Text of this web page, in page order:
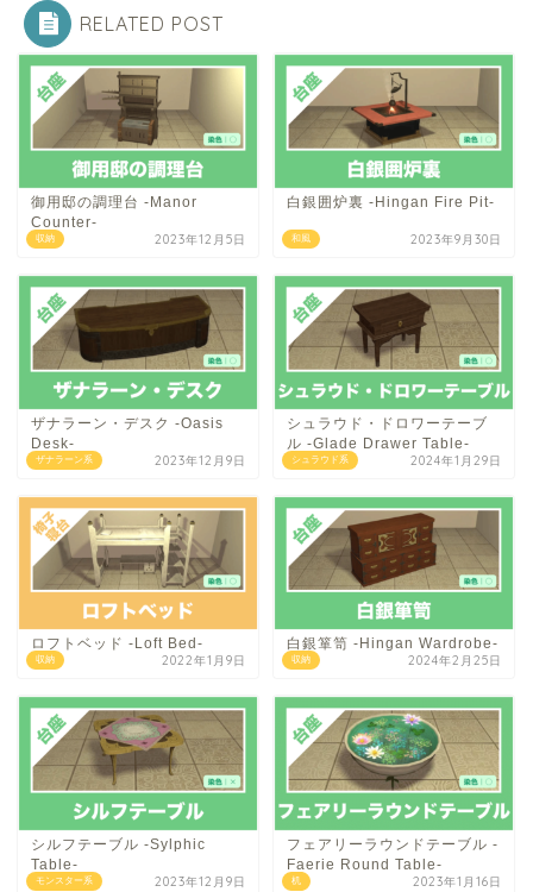
RELATED POST
収納
御用邸の調理台 -Manor
Counter-
2023年12月5日 和風
白銀囲炉裏 -Hingan Fire Pit-
2023年9月30日
ザナラーン系
ザナラーン・デスク -Oasis
Desk-
2023年12月9日 シュラウド系
シュラウド・ドロワーテーブ
ル -Glade Drawer Table-
2024年1月29日
収納
ロフトベッド -Loft Bed-
2022年1月9日 収納
白銀箪笥 -Hingan Wardrobe-
2024年2月25日
モンスター系
シルフテーブル -Sylphic
Table-
2023年12月9日 机
フェアリーラウンドテーブル -
Faerie Round Table-
2023年1月16日